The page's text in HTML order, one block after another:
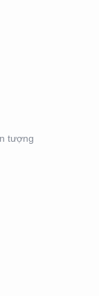
tượng